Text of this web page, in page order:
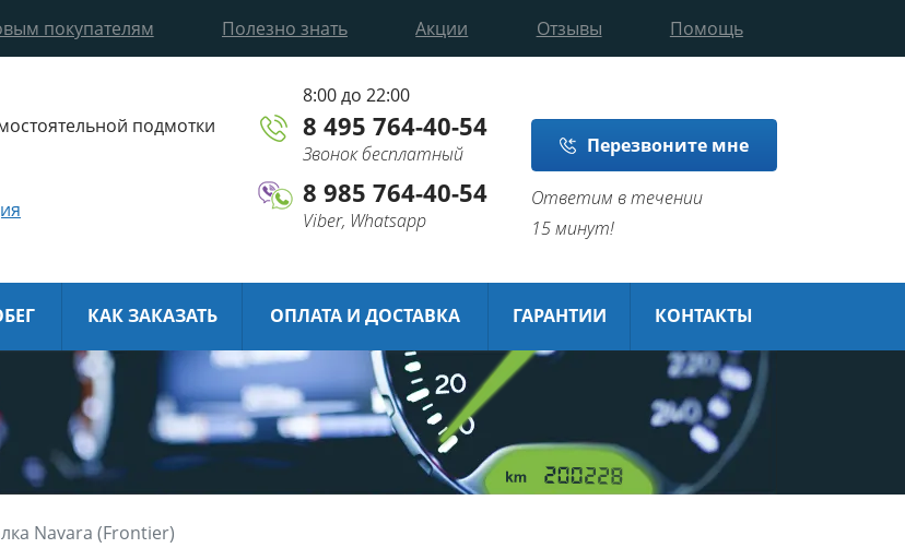
покупателям Полезно знать Акции Отзывы Помощь
подмотки
8:00 до 22:00
8 495 764-40-54
Звонок бесплатный
8 985 764-40-54
Viber, Whatsapp
Перезвоните мне
Ответим в течении
15 минут!
КАК ЗАКАЗАТЬ ОПЛАТА И ДОСТАВКА ГАРАНТИИ КОНТАКТЫ
Navara (Frontier)